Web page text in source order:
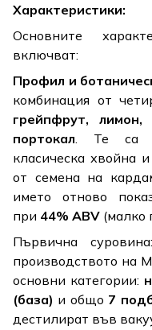
Характеристики:
Основните
включват:
Профил и
комбинация от
грейпфрут,
портокал . Те са
класическа хвойна
от семена на
името отново
при 44% ABV (малко
Първична
производството на
основни категории:
(база) и общо 7
дестилират във